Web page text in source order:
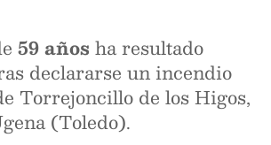
59 años ha resultado
declararse un incendio
Torrejoncillo de los Higos,
(Toledo).